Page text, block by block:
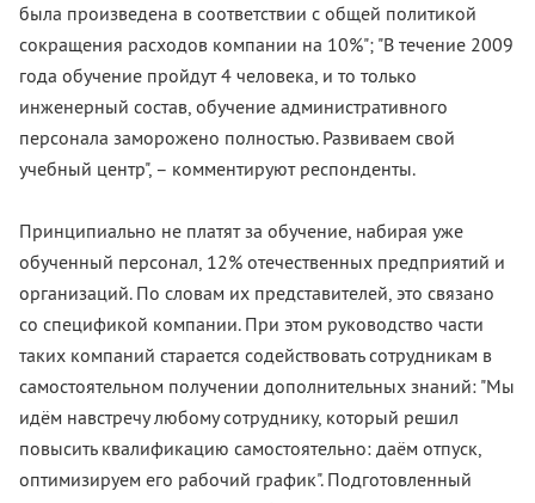
была произведена в соответствии с общей политикой
сокращения расходов компании на 10%"; "В течение 2009
года обучение пройдут 4 человека, и то только
инженерный состав, обучение административного
персонала заморожено полностью. Развиваем свой
учебный центр", – комментируют респонденты.
Принципиально не платят за обучение, набирая уже
обученный персонал, 12% отечественных предприятий и
организаций. По словам их представителей, это связано
со спецификой компании. При этом руководство части
таких компаний старается содействовать сотрудникам в
самостоятельном получении дополнительных знаний: "Мы
идём навстречу любому сотруднику, который решил
повысить квалификацию самостоятельно: даём отпуск,
оптимизируем его рабочий график". Подготовленный